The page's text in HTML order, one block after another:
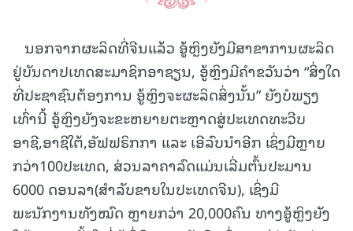
ນອກຈາກຜະລິດທີ່ຈີນແລ້ວ ອູ້ຫຼິງຍັງມີສາຂາການຜະລິດ
ຢູ່ບັນດາປເທດສະມາຊິກອາຊຽນ, ອູ້ຫຼິງມີຄຳຂວັນວ່າ “ສິ່ງໃດ
ທີ່ປະຊາຊົນຕ້ອງການ ອູ້ຫຼິງຈະຜະລິດສິ່ງນັ້ນ” ຍັງບໍພຽງ
ເທົ່ານີ້ ອູ້ຫຼິງຍັງຈະຂະຫຍາຍຕະຫຼາດສູ່ປະເທດທະວີບ
ອາຊີ,ອາຊີໃຕ້,ອັຟຟຣິກກາ ແລະ ເອີລົບນຳອີກ ເຊິ່ງມີຫຼາຍ
ກວ່າ100ປະເທດ, ສ່ວນລາຄາລົດແມ່ນເລີ່ມຕົ້ນປະມານ
6000 ດອນລາ(ສຳລັບຂາຍໃນປະເທດຈີນ), ເຊິ່ງມີ
ພະນັກງານທັງໝົດ ຫຼາຍກວ່າ 20,000ຄົນ ທາງອູ້ຫຼິງຍັງ